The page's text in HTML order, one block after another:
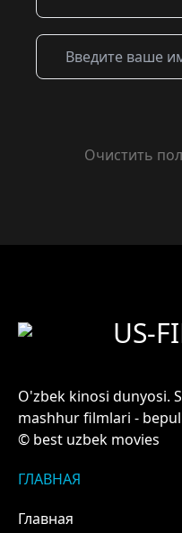
Очистить
US-
O'zbek kinosi dunyosi.
mashhur filmlari -
© best uzbek movies
ГЛАВНАЯ
Главная